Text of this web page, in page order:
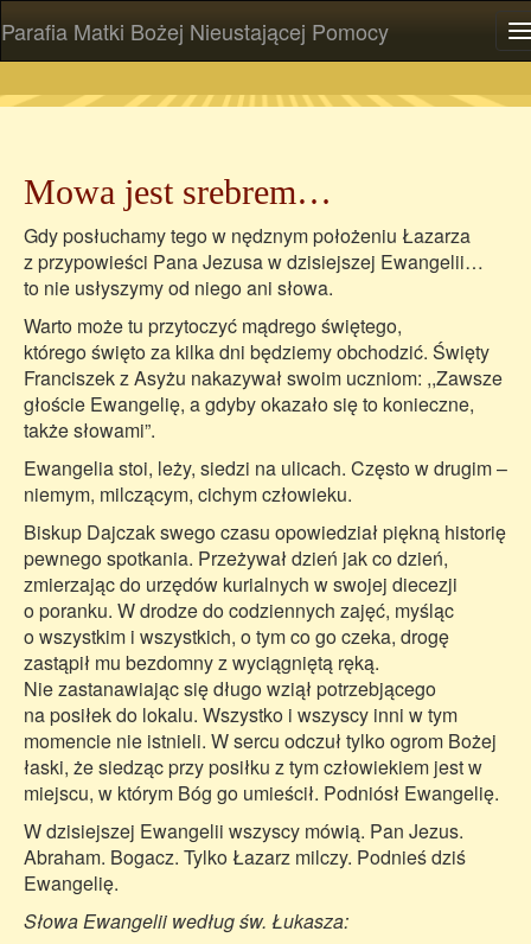
Parafia Matki Bożej Nieustającej Pomocy
Mowa jest srebrem…
Gdy posłuchamy tego w nędznym położeniu Łazarza
z przypowieści Pana Jezusa w dzisiejszej Ewangelii…
to nie usłyszymy od niego ani słowa.
Warto może tu przytoczyć mądrego świętego,
którego święto za kilka dni będziemy obchodzić. Święty
Franciszek z Asyżu nakazywał swoim uczniom: ,,Zawsze
głoście Ewangelię, a gdyby okazało się to konieczne,
także słowami”.
Ewangelia stoi, leży, siedzi na ulicach. Często w drugim –
niemym, milczącym, cichym człowieku.
Biskup Dajczak swego czasu opowiedział piękną historię
pewnego spotkania. Przeżywał dzień jak co dzień,
zmierzając do urzędów kurialnych w swojej diecezji
o poranku. W drodze do codziennych zajęć, myśląc
o wszystkim i wszystkich, o tym co go czeka, drogę
zastąpił mu bezdomny z wyciągniętą ręką.
Nie zastanawiając się długo wziął potrzebjącego
na posiłek do lokalu. Wszystko i wszyscy inni w tym
momencie nie istnieli. W sercu odczuł tylko ogrom Bożej
łaski, że siedząc przy posiłku z tym człowiekiem jest w
miejscu, w którym Bóg go umieścił. Podniósł Ewangelię.
W dzisiejszej Ewangelii wszyscy mówią. Pan Jezus.
Abraham. Bogacz. Tylko Łazarz milczy. Podnieś dziś
Ewangelię.
Słowa Ewangelii według św. Łukasza: